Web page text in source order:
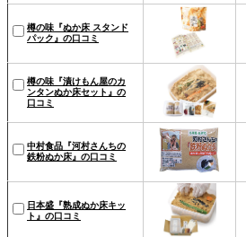
樽の味『ぬか床 スタンド
パック』の口コミ
樽の味『漬けもん屋のカ
ンタンぬか床セット』の
口コミ
中村食品『河村さんちの
鉄粉ぬか床』の口コミ
日本盛『熟成ぬか床キッ
ト』の口コミ